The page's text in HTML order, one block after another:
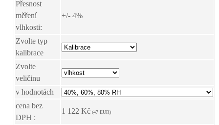
Přesnost
měření
vlhkosti:
+/- 4%
Zvolte typ
kalibrace
Zvolte
veličinu
v hodnotách
cena bez
DPH :
1 122 Kč (47 EUR)